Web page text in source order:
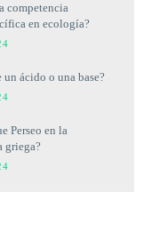
competencia
en ecología?
un ácido o una base?
Perseo en la
griega?